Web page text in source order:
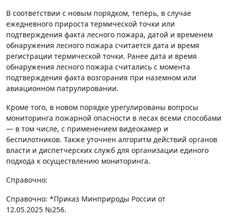
В соответствии с новым порядком, теперь, в случае
ежедневного прироста термической точки или
подтверждения факта лесного пожара, датой и временем
обнаружения лесного пожара считается дата и время
регистрации термической точки. Ранее дата и время
обнаружения лесного пожара считались с момента
подтверждения факта возгорания при наземном или
авиационном патрулировании.
Кроме того, в новом порядке урегулированы вопросы
мониторинга пожарной опасности в лесах всеми способами
— в том числе, с применением видеокамер и
беспилотников. Также уточнен алгоритм действий органов
власти и диспетчерских служб для организации единого
подхода к осуществлению мониторинга.
Справочно:
Справочно: *Приказ Минприроды России от
12.05.2025 №256.